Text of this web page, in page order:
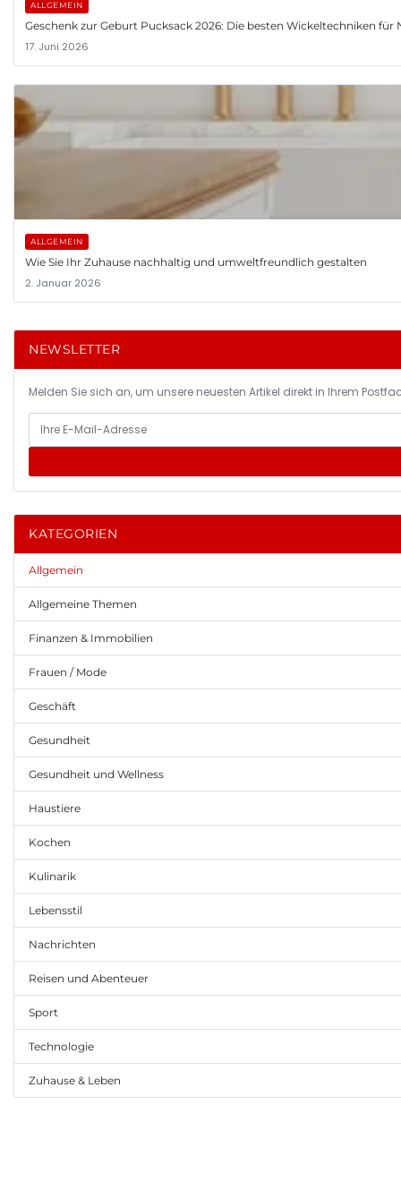
ALLGEMEIN
Geschenk zur Geburt Pucksack 2026: Die besten Wickeltechniken für
17. Juni 2026
ALLGEMEIN
Wie Sie Ihr Zuhause nachhaltig und umweltfreundlich gestalten
2. Januar 2026
NEWSLETTER
Melden Sie sich an, um unsere neuesten Artikel direkt in Ihrem
KATEGORIEN
Allgemein
Allgemeine Themen
Finanzen & Immobilien
Frauen / Mode
Geschäft
Gesundheit
Gesundheit und Wellness
Haustiere
Kochen
Kulinarik
Lebensstil
Nachrichten
Reisen und Abenteuer
Sport
Technologie
Zuhause & Leben